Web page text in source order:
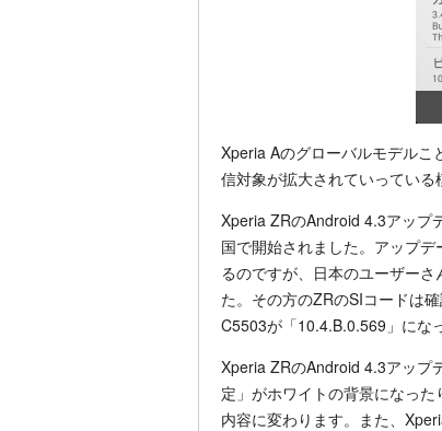
Xperia Aのグローバルモデル
信対象が拡大されていっている
Xperia ZRのAndroid 4.3アップ
国で開始されました。アップ
るのですが、日本のユーザー
た。その方のZRのSIコードは
C5503が「10.4.B.0.569」にな
Xperia ZRのAndroid 4.3アップ
定」がホワイトの背景になっ
内容に変わります。また、